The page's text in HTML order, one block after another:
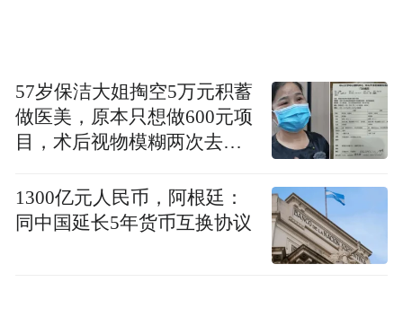
57岁保洁大姐掏空5万元积蓄
做医美，原本只想做600元项
目，术后视物模糊两次去医
1300亿元人民币，阿根廷：
同中国延长5年货币互换协议